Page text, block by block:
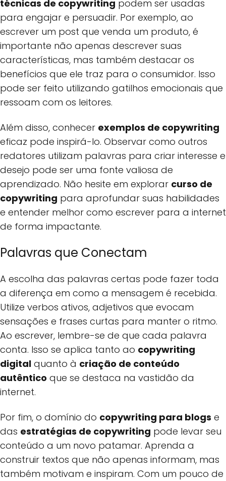
técnicas de copywriting podem ser usadas
para engajar e persuadir. Por exemplo, ao
escrever um post que venda um produto, é
importante não apenas descrever suas
características, mas também destacar os
benefícios que ele traz para o consumidor. Isso
pode ser feito utilizando gatilhos emocionais que
ressoam com os leitores.
Além disso, conhecer exemplos de copywriting
eficaz pode inspirá-lo. Observar como outros
redatores utilizam palavras para criar interesse e
desejo pode ser uma fonte valiosa de
aprendizado. Não hesite em explorar curso de
copywriting para aprofundar suas habilidades
e entender melhor como escrever para a internet
de forma impactante.
Palavras que Conectam
A escolha das palavras certas pode fazer toda
a diferença em como a mensagem é recebida.
Utilize verbos ativos, adjetivos que evocam
sensações e frases curtas para manter o ritmo.
Ao escrever, lembre-se de que cada palavra
conta. Isso se aplica tanto ao copywriting
digital quanto à criação de conteúdo
autêntico que se destaca na vastidão da
internet.
Por fim, o domínio do copywriting para blogs e
das estratégias de copywriting pode levar seu
conteúdo a um novo patamar. Aprenda a
construir textos que não apenas informam, mas
também motivam e inspiram. Com um pouco de